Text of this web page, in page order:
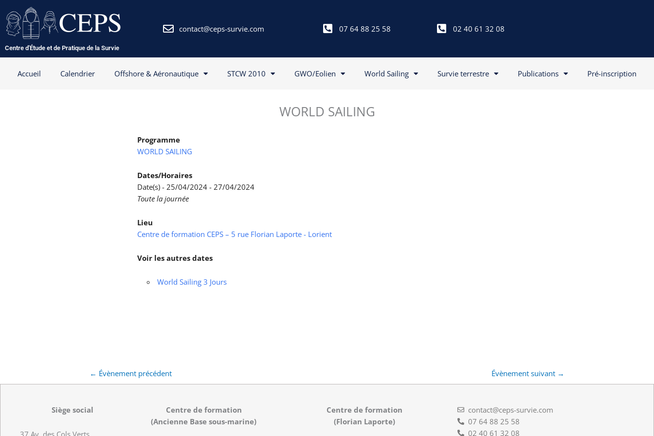
au
contenu
Centre d'Étude et de Pratique de la Survie
contact@ceps-survie.com 07 64 88 25 58 02 40 61 32 08
Accueil Calendrier Offshore & Aéronautique STCW 2010 GWO/Eolien World Sailing Survie terrestre Publications Pré-inscription
WORLD SAILING
Programme
WORLD SAILING
Dates/Horaires
Date(s) - 25/04/2024 - 27/04/2024
Toute la journée
Lieu
Centre de formation CEPS – 5 rue Florian Laporte - Lorient
Voir les autres dates
World Sailing 3 Jours
← Évènement précédent Évènement suivant →
Siège social
Centre de formation
(Ancienne Base sous-marine)
Centre de formation
(Florian Laporte)
contact@ceps-survie.com
07 64 88 25 58
02 40 61 32 08